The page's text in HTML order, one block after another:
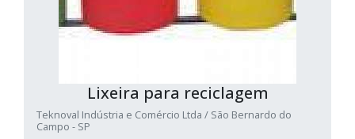
Lixeira para reciclagem
Teknoval Indústria e Comércio Ltda / São Bernardo do
Campo - SP